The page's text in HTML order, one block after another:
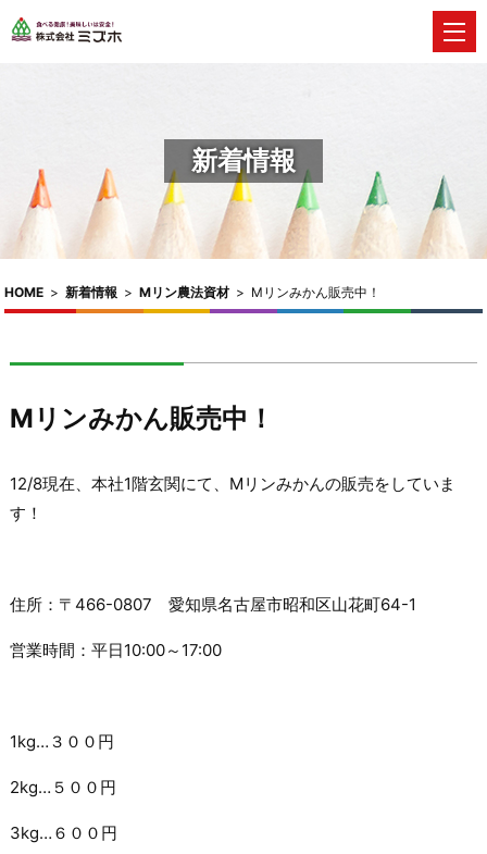
新着情報
HOME > 新着情報 > Mリン農法資材> Mリンみかん販売中！
Mリンみかん販売中！
12/8現在、本社1階玄関にて、Mリンみかんの販売をしていま
す！
住所：〒466-0807 愛知県名古屋市昭和区山花町64-1
営業時間：平日10:00～17:00
1kg…３００円
2kg…５００円
3kg…６００円